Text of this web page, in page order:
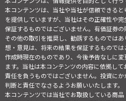
本コンテンツは、当社や当社が信頼できる
を提供していますが、当社はその正確性や
保証するものではございません。有価証券の
その他の取引を推奨し、勧誘するものでは
想・意見は、将来の結果を保証するもので
作成時現在のものであり、今後予告なしに
ます。当社は本コンテンツの内容に依拠し
責任を負うものではございません。投資に
判断と責任でなさるようお願いいたします。
本コンテンツでは当社でお取扱している商